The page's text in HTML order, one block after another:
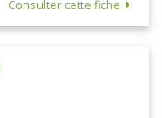
Consulter cette fiche